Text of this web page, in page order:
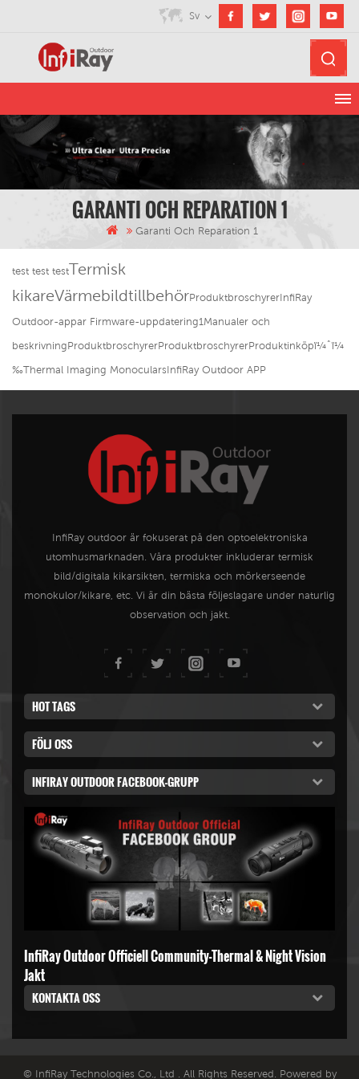
Sv
GARANTI OCH REPARATION 1
Garanti Och Reparation 1
test test testTermisk
kikareVärmebildtillbehörProduktbroschyrerInfiRay
Outdoor-appar Firmware-uppdatering1Manualer och
beskrivningProduktbroschyrerProduktbroschyrerProduktinköpï¼ˆï¼
‰Thermal Imaging MonocularsInfiRay Outdoor APP
InfiRay outdoor är fokuserat på den optoelektroniska
utomhusmarknaden. Våra produkter inkluderar termisk
bild/digitala kikarsikten, termiska och mörkerseende
monokulor/kikare, etc. Vi är din bästa följeslagare under naturlig
observation och jakt.
HOT TAGS
FÖLJ OSS
INFIRAY OUTDOOR FACEBOOK-GRUPP
InfiRay Outdoor Officiell Community-Thermal & Night Vision
Jakt
KONTAKTA OSS
© InfiRay Technologies Co., Ltd . All Rights Reserved. Powered by